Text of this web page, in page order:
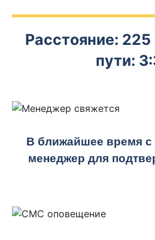
Расстояние:
пути:
В ближайшее время с
менеджер для